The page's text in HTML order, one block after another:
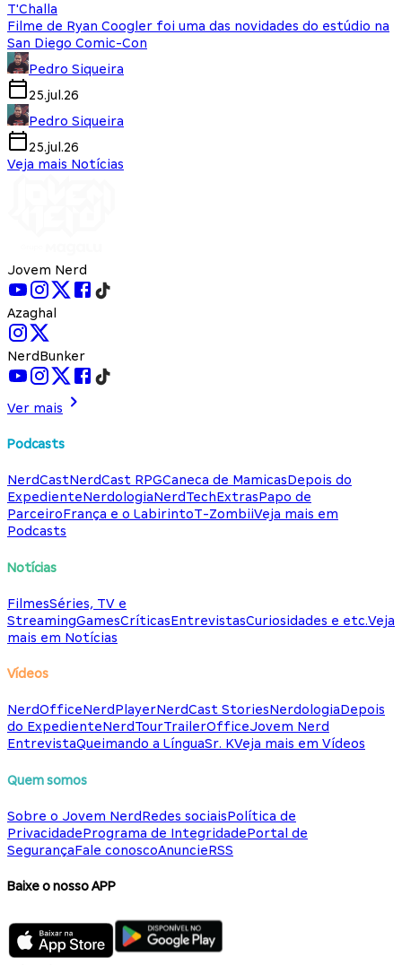
T'Challa
Filme de Ryan Coogler foi uma das novidades do estúdio na
San Diego Comic-Con
Pedro Siqueira
25.jul.26
Pedro Siqueira
25.jul.26
Veja mais Notícias
Jovem Nerd
Azaghal
NerdBunker
Ver mais
Podcasts
NerdCastNerdCast RPGCaneca de MamicasDepois do
ExpedienteNerdologiaNerdTechExtrasPapo de
ParceiroFrança e o LabirintoT-ZombiiVeja mais em
Podcasts
Notícias
FilmesSéries, TV e
StreamingGamesCríticasEntrevistasCuriosidades e etc.Veja
mais em Notícias
Vídeos
NerdOfficeNerdPlayerNerdCast StoriesNerdologiaDepois
do ExpedienteNerdTourTrailerOfficeJovem Nerd
EntrevistaQueimando a LínguaSr. KVeja mais em Vídeos
Quem somos
Sobre o Jovem NerdRedes sociaisPolítica de
PrivacidadePrograma de IntegridadePortal de
SegurançaFale conoscoAnuncieRSS
Baixe o nosso APP